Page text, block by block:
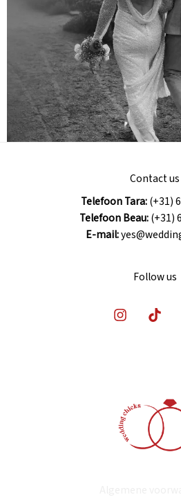
Contact us
Telefoon Tara:(+31)
Telefoon Beau:(+31)
E-mail:
Follow us